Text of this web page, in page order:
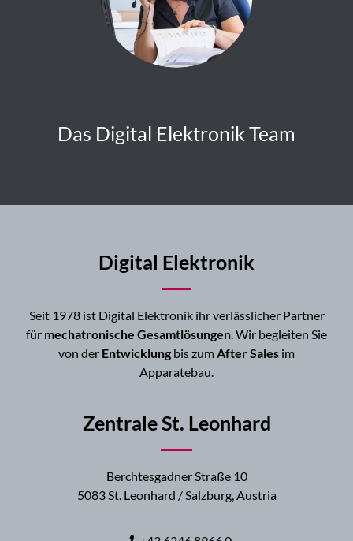
Das Digital Elektronik Team
Digital Elektronik
Seit 1978 ist Digital Elektronik ihr verlässlicher Partner
für mechatronische Gesamtlösungen. Wir begleiten Sie
von der Entwicklung bis zumAfter Sales im
Apparatebau.
Zentrale St. Leonhard
Berchtesgadner Straße 10
5083 St. Leonhard / Salzburg, Austria